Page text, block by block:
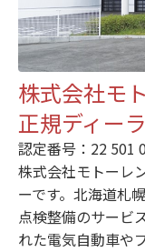
株式会社モ
正規ディー
認定番号：22 501
株式会社モトーレ
ーです。北海道札
点検整備のサービ
れた電気自動車や